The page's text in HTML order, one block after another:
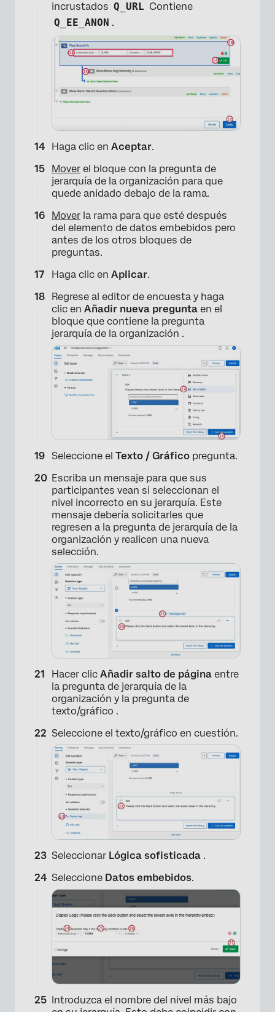
×
×
×
incrustados Q_URL Contiene
Q_EE_ANON .
×
Haga clic en Aceptar.
Mover el bloque con la pregunta de
jerarquía de la organización para que
quede anidado debajo de la rama.
Mover la rama para que esté después
del elemento de datos embebidos pero
antes de los otros bloques de
preguntas.
Haga clic en Aplicar.
Regrese al editor de encuesta y haga
clic en Añadir nueva pregunta en el
bloque que contiene la pregunta
jerarquía de la organización .
×
Seleccione el Texto / Gráfico pregunta.
Escriba un mensaje para que sus
participantes vean si seleccionan el
nivel incorrecto en su jerarquía. Este
mensaje debería solicitarles que
regresen a la pregunta de jerarquía de la
organización y realicen una nueva
selección.
Hacer clic Añadir salto de página entre
la pregunta de jerarquía de la
organización y la pregunta de
texto/gráfico .
Seleccione el texto/gráfico en cuestión.
Seleccionar Lógica sofisticada .
Seleccione Datos embebidos.
Introduzca el nombre del nivel más bajo